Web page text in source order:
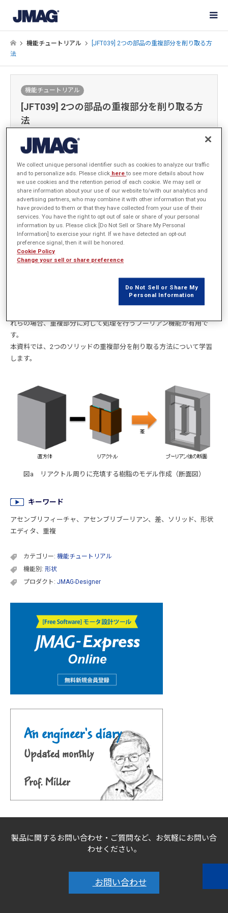
機能チュートリアル
[JFT039] 2つの部品の重複部分を削り取る方
法
機能チュートリアル
[JFT039] 2つの部品の重複部分を削り取る方
法
サインインするとデータがダウンロードできます
手順・サンプルデータ
はじめに
複雑な形状の作成時、部品同士の意図しない干渉が発生する場合があ
ります。干渉部分を削除できれば、形状を再作成する工数を削減でき
ます。また、複雑な形状の周囲に元の部品を包む新たな部品を作成し
れらの場合、重複部分に対して処理を行うブーリアン機能が有用で
す。
本資料では、2つのソリッドの重複部分を削り取る方法について学習
します。
図a リアクトル周りに充填する樹脂のモデル作成（断面図）
キーワード
アセンブリフィーチャ、アセンブリブーリアン、差、ソリッド、形状
エディタ、重複
カテゴリー: 機能チュートリアル
機能別: 形状
プロダクト: JMAG-Designer
製品に関するお問い合わせ・ご質問など、お気軽にお問い合
わせください。
お問い合わせ
We collect unique personal identifier such as cookies to analyze our traffic
and to personalize ads. Please click hereto see more details about how
we use cookies and the retention period of each cookie. We may sell or
share information about your use of our website to/with our analytics and
advertising partners, who may combine it with other information that you
have provided to them or that they have collected from your use of their
services. You have the right to opt out of sale or share of your personal
information by us. Please click [Do Not Sell or Share My Personal
Information] to exercise your right. If we have detected an opt-out
preference signal, then it will be honored.
Cookie Policy
Change your sell or share preference
Do Not Sell or Share My
Personal Information